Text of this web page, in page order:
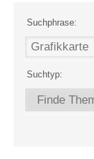
Suchphrase:
Suchtyp: